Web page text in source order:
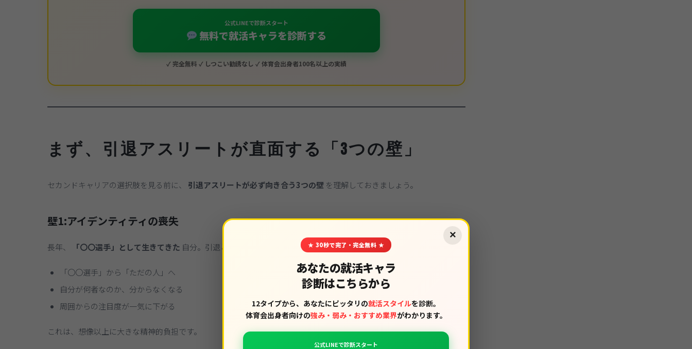
公式LINEで診断スタート
無料で就活キャラを診断する
✓ 完全無料 ✓ しつこい勧誘なし ✓ 体育会出身者100名以上の実績
まず、引退アスリートが直面する「3つの壁」
セカンドキャリアの選択肢を見る前に、 引退アスリートが必ず向き合う3つの壁 を理解しておきましょう。
壁1:アイデンティティの喪失
長年、 「〇〇選手」として生きてきた 自分。引退と同時に、その肩書きが消えます。
「〇〇選手」から「ただの人」へ
自分が何者なのか、分からなくなる
周囲からの注目度が一気に下がる
これは、想像以上に大きな精神的負担です。
×
★ 30秒で完了・完全無料 ★
あなたの就活キャラ
診断はこちらから
12タイプから、あなたにピッタリの就活スタイルを診断。
体育会出身者向けの強み・弱み・おすすめ業界がわかります。
公式LINEで診断スタート